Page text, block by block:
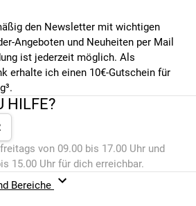
den Newsletter mit wichtigen
Angeboten und Neuheiten per Mail
ist jederzeit möglich. Als
erhalte ich einen 10€-Gutschein für
HILFE?
von 09.00 bis 17.00 Uhr und
15.00 Uhr für dich erreichbar.
Bereiche